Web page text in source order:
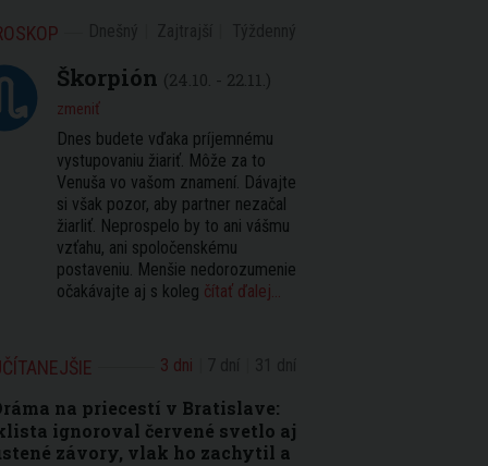
Škorpión (24.10. - 22.11.)
zmeniť
Dnes budete vďaka príjemnému
vystupovaniu žiariť. Môže za to
Venuša vo vašom znamení. Dávajte
si však pozor, aby partner nezačal
žiarliť. Neprospelo by to ani vášmu
vzťahu, ani spoločenskému
postaveniu. Menšie nedorozumenie
očakávajte aj s koleg čítať ďalej...
3 dni
na priecestí v Bratislave:
ignoroval červené svetlo aj
závory, vlak ho zachytil a